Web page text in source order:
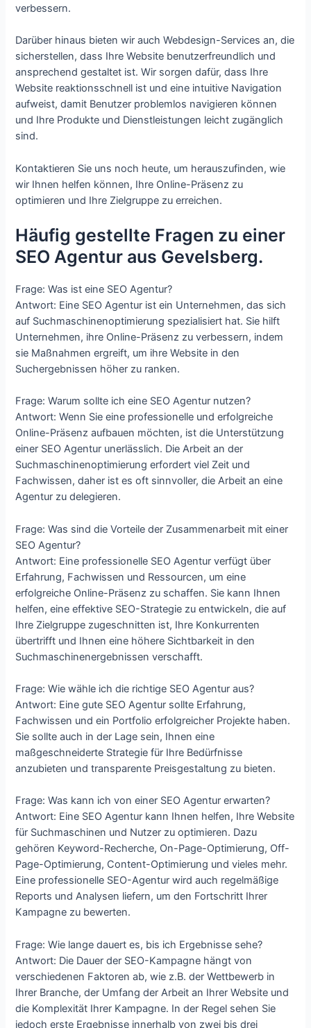
verbessern.
Darüber hinaus bieten wir auch Webdesign-Services an, die
sicherstellen, dass Ihre Website benutzerfreundlich und
ansprechend gestaltet ist. Wir sorgen dafür, dass Ihre
Website reaktionsschnell ist und eine intuitive Navigation
aufweist, damit Benutzer problemlos navigieren können
und Ihre Produkte und Dienstleistungen leicht zugänglich
sind.
Kontaktieren Sie uns noch heute, um herauszufinden, wie
wir Ihnen helfen können, Ihre Online-Präsenz zu
optimieren und Ihre Zielgruppe zu erreichen.
Häufig gestellte Fragen zu einer
SEO Agentur aus Gevelsberg.
Frage: Was ist eine SEO Agentur?
Antwort: Eine SEO Agentur ist ein Unternehmen, das sich
auf Suchmaschinenoptimierung spezialisiert hat. Sie hilft
Unternehmen, ihre Online-Präsenz zu verbessern, indem
sie Maßnahmen ergreift, um ihre Website in den
Suchergebnissen höher zu ranken.
Frage: Warum sollte ich eine SEO Agentur nutzen?
Antwort: Wenn Sie eine professionelle und erfolgreiche
Online-Präsenz aufbauen möchten, ist die Unterstützung
einer SEO Agentur unerlässlich. Die Arbeit an der
Suchmaschinenoptimierung erfordert viel Zeit und
Fachwissen, daher ist es oft sinnvoller, die Arbeit an eine
Agentur zu delegieren.
Frage: Was sind die Vorteile der Zusammenarbeit mit einer
SEO Agentur?
Antwort: Eine professionelle SEO Agentur verfügt über
Erfahrung, Fachwissen und Ressourcen, um eine
erfolgreiche Online-Präsenz zu schaffen. Sie kann Ihnen
helfen, eine effektive SEO-Strategie zu entwickeln, die auf
Ihre Zielgruppe zugeschnitten ist, Ihre Konkurrenten
übertrifft und Ihnen eine höhere Sichtbarkeit in den
Suchmaschinenergebnissen verschafft.
Frage: Wie wähle ich die richtige SEO Agentur aus?
Antwort: Eine gute SEO Agentur sollte Erfahrung,
Fachwissen und ein Portfolio erfolgreicher Projekte haben.
Sie sollte auch in der Lage sein, Ihnen eine
maßgeschneiderte Strategie für Ihre Bedürfnisse
anzubieten und transparente Preisgestaltung zu bieten.
Frage: Was kann ich von einer SEO Agentur erwarten?
Antwort: Eine SEO Agentur kann Ihnen helfen, Ihre Website
für Suchmaschinen und Nutzer zu optimieren. Dazu
gehören Keyword-Recherche, On-Page-Optimierung, Off-
Page-Optimierung, Content-Optimierung und vieles mehr.
Eine professionelle SEO-Agentur wird auch regelmäßige
Reports und Analysen liefern, um den Fortschritt Ihrer
Kampagne zu bewerten.
Frage: Wie lange dauert es, bis ich Ergebnisse sehe?
Antwort: Die Dauer der SEO-Kampagne hängt von
verschiedenen Faktoren ab, wie z.B. der Wettbewerb in
Ihrer Branche, der Umfang der Arbeit an Ihrer Website und
die Komplexität Ihrer Kampagne. In der Regel sehen Sie
jedoch erste Ergebnisse innerhalb von zwei bis drei